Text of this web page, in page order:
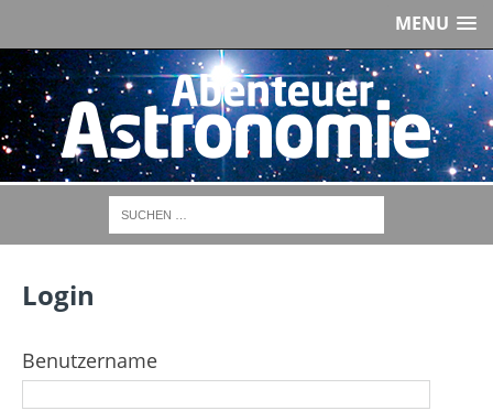
MENU
Login
Benutzername